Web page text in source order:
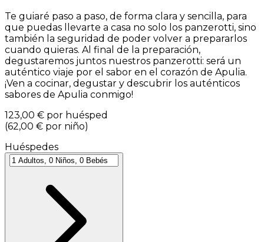
Te guiaré paso a paso, de forma clara y sencilla, para
que puedas llevarte a casa no solo los panzerotti, sino
también la seguridad de poder volver a prepararlos
cuando quieras. Al final de la preparación,
degustaremos juntos nuestros panzerotti: será un
auténtico viaje por el sabor en el corazón de Apulia.
¡Ven a cocinar, degustar y descubrir los auténticos
sabores de Apulia conmigo!
123,00 € por huésped
(62,00 € por niño)
Huéspedes